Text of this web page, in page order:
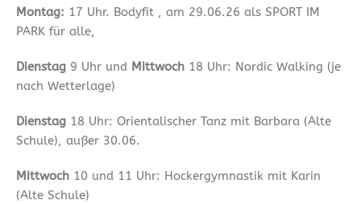
Montag: 17 Uhr. Bodyfit , am 29.06.26 als SPORT IM
PARK für alle,
Dienstag 9 Uhr und Mittwoch 18 Uhr: Nordic Walking (je
nach Wetterlage)
Dienstag 18 Uhr: Orientalischer Tanz mit Barbara (Alte
Schule), außer 30.06.
Mittwoch 10 und 11 Uhr: Hockergymnastik mit Karin
(Alte Schule)